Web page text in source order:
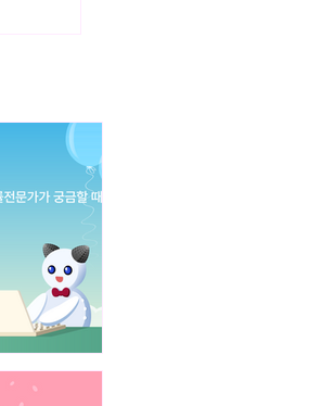
해설